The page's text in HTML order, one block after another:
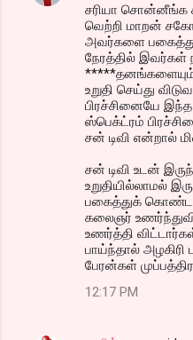
சரியா சொன்னீங்க
வெற்றி மாறன்
அவர்களை
நேரத்தில்
உறுதி செய்து
பிரச்சினையே
ஸ்பெக்ட்ரம்
சன் டிவி என்றால்
சன் டிவி உடன்
உறுதியில்லாமல்
பகைத்துக்
கலைஞர்
உணர்த்தி
பாய்ந்தால் அழகிரி
பேரன்கள்
12:17 PM